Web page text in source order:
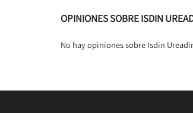
OPINIONES SOBRE ISDIN
No hay opiniones sobre Isdin